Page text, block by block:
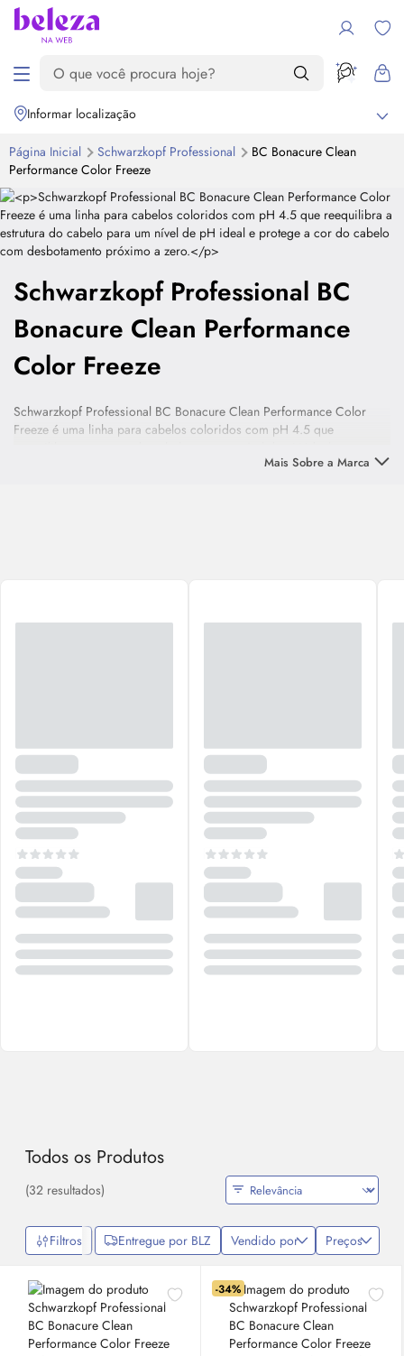
Informar localização
Página Inicial Schwarzkopf Professional
BC Bonacure Clean
Performance Color Freeze
Schwarzkopf Professional BC
Bonacure Clean Performance
Color Freeze
Schwarzkopf Professional BC Bonacure Clean Performance Color
Freeze é uma linha para cabelos coloridos com pH 4.5 que
a cor do cabelo com desbotamento próximo a zero.Mais Sobre a Marca
Todos os Produtos
(32 resultados)
Filtros Entregue por BLZ Vendido por Preços
-34%